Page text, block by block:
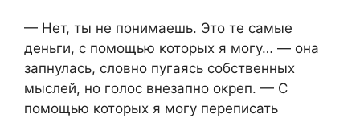
— Нет, ты не понимаешь. Это те самые
деньги, с помощью которых я могу… — она
запнулась, словно пугаясь собственных
мыслей, но голос внезапно окреп. — С
помощью которых я могу переписать